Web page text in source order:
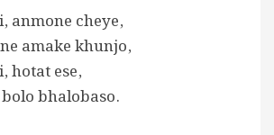
anmone cheye,
amake khunjo,
hotat ese,
bhalobaso.